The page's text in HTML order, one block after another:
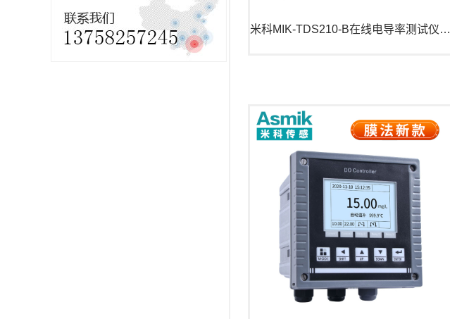
米科MIK-TDS210-B在线电导率测试仪 饮用水检测